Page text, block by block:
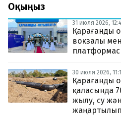
Оқыңыз
31 июля 2026,
Қарағанды
вокзалы
30 июля 2026,
Қарағанды
қаласында
жылу, су